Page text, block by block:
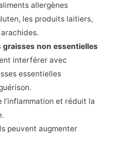
allergènes
les produits laitiers,
graisses non essentielles
interférer avec
essentielles
l’inflammation et réduit la
peuvent augmenter